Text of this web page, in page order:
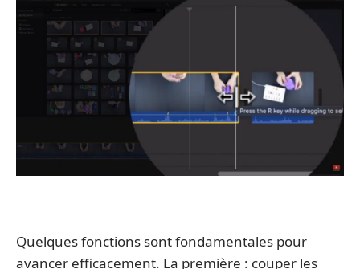
Quelques fonctions sont fondamentales pour
avancer efficacement. La première : couper les